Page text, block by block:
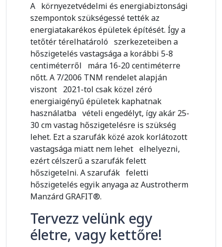
A környezetvédelmi és energiabiztonsági
szempontok szükségessé tették az
energiatakarékos épületek építését. Így a
tetőtér térelhatároló szerkezeteiben a
hőszigetelés vastagsága a korábbi 5-8
centiméterről mára 16-20 centiméterre
nőtt. A 7/2006 TNM rendelet alapján
viszont 2021-tol csak közel zéró
energiaigényű épületek kaphatnak
használatba vételi engedélyt, így akár 25-
30 cm vastag hőszigetelésre is szükség
lehet. Ezt a szarufák közé azok korlátozott
vastagsága miatt nem lehet elhelyezni,
ezért célszerű a szarufák felett
hőszigetelni. A szarufák feletti
hőszigetelés egyik anyaga az Austrotherm
Manzárd GRAFIT®.
Tervezz velünk egy
életre, vagy kettőre!